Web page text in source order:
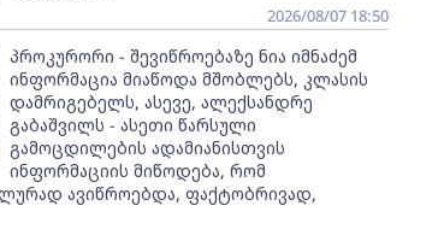
2026/08/07 18:50
პროკურორი - შევიწროებაზე ნია იმნაძემ
ინფორმაცია მიაწოდა მშობლებს, კლასის
დამრიგებელს, ასევე, ალექსანდრე
გაბაშვილს - ასეთი წარსული
გამოცდილების ადამიანისთვის
ინფორმაციის მიწოდება, რომ
ავიწროებდა, ფაქტობრივად,